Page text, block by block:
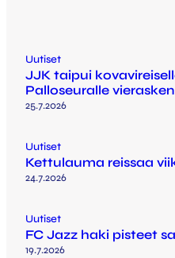
Uutiset
JJK taipui
Palloseuralle
25.7.2026
Uutiset
Kettulauma reissaa
24.7.2026
Uutiset
FC Jazz haki pisteet
19.7.2026